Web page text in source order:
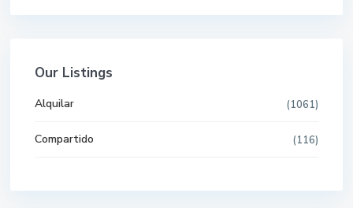
Our Listings
Alquilar (1061)
Compartido (116)